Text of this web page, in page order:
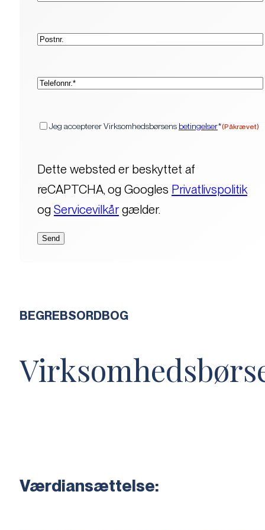
Postnr.
Telefon*
Jeg accepterer Virksomhedsbørsens betingelser*(Påkrævet)
Dette websted er beskyttet af
reCAPTCHA, og Googles Privatlivspolitik
og Servicevilkårgælder.
BEGREBSORDBOG
Værdiansættelse: